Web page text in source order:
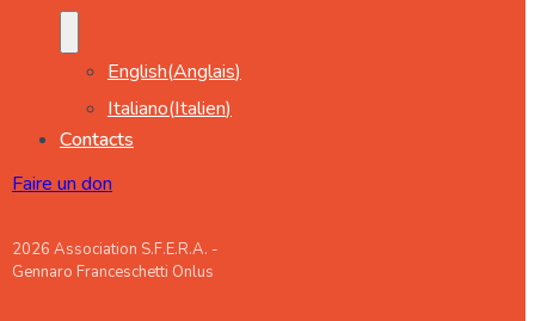
English(Anglais)
Italiano(Italien)
Contacts
Faire un don
2026 Association S.F.E.R.A. -
Gennaro Franceschetti Onlus